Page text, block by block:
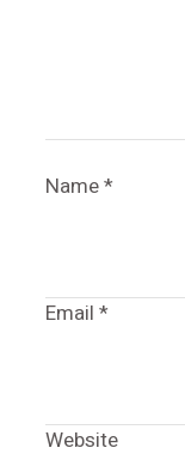
Name*
Email*
Website